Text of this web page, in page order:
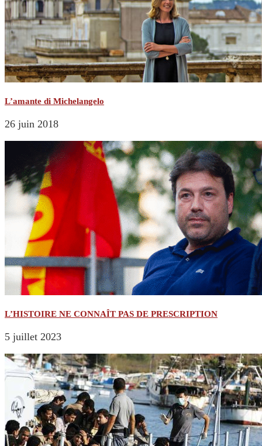
L’amante di Michelangelo
26 juin 2018
L’HISTOIRE NE CONNAÎT PAS DE PRESCRIPTION
5 juillet 2023